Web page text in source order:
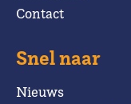
Contact
Snel naar
Nieuws